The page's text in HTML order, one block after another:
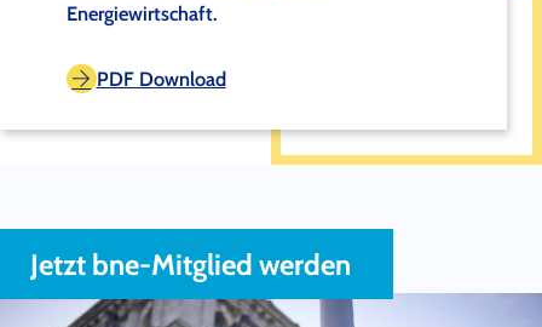
Energiewirtschaft.
PDF Download
Jetzt bne-Mitglied werden